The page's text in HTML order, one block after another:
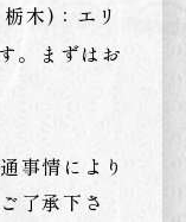
木)：エリ
。まずはお
事情により
了承下さ